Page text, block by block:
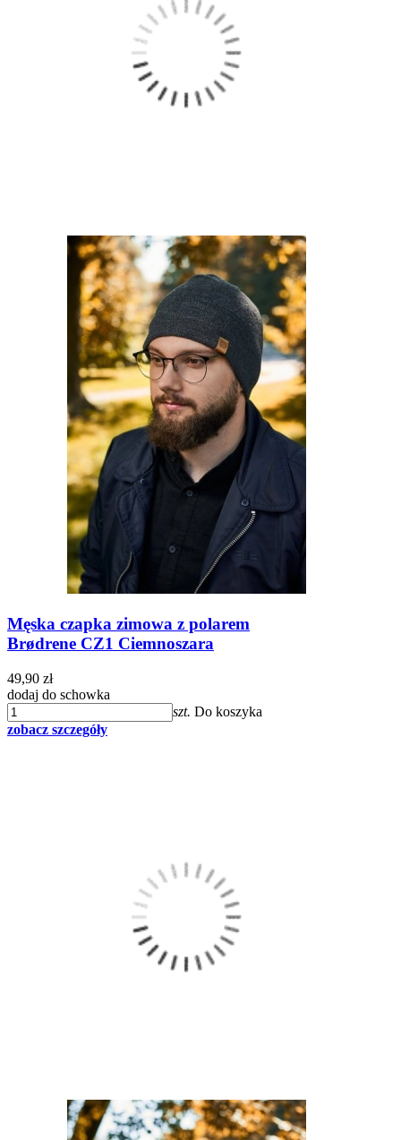
Męska czapka zimowa z polarem
Brødrene CZ1 Ciemnoszara
49,90 zł
dodaj do schowka
szt. Do koszyka
zobacz szczegóły